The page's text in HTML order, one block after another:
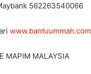
562263540066
www.bantuummah.com
MAPIM MALAYSIA